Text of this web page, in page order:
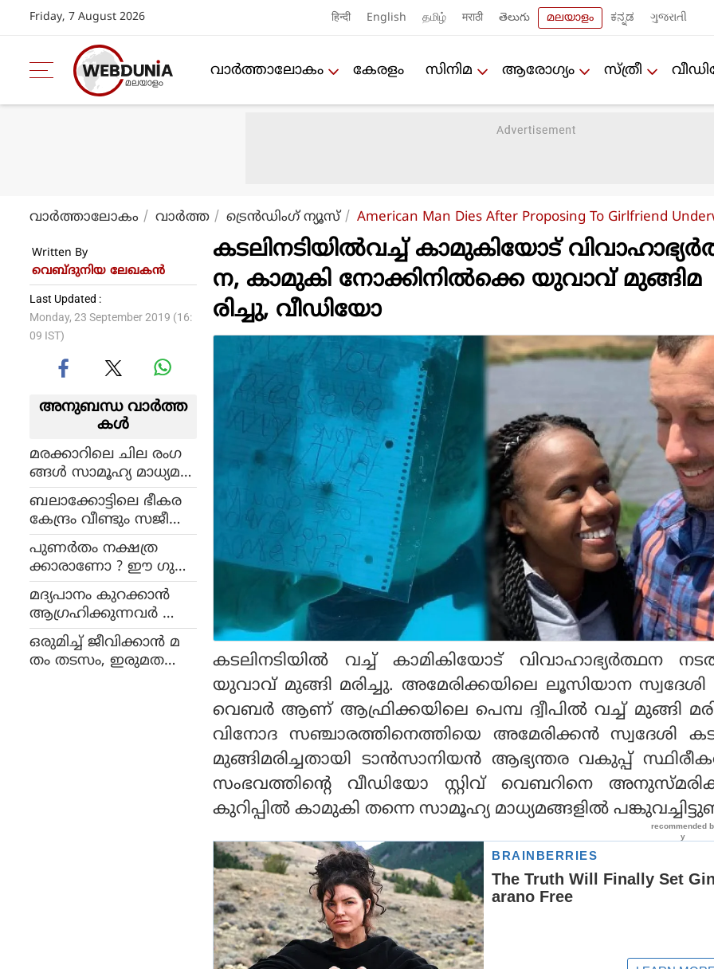
Friday, 7 August 2026 हिन्दी English தமிழ் मराठी తెలుగు മലയാളം ಕನ್ನಡ ગુજરાતી
വാര്‍ത്താലോകം കേരളം സിനിമ ആരോഗ്യം സ്ത്രീ
വാര്‍ത്താലോകം വാര്‍ത്ത ട്രെന്‍ഡിംഗ് ന്യൂസ് American Man Dies After Proposing To Girlfriend
Written By
വെബ്‌ദുനിയ ലേഖകൻ
Last Updated :
Monday, 23 September 2019 (16:
09 IST)
അനുബന്ധ വാര്‍ത്ത
കള്‍
മരക്കാറിലെ ചില രംഗ
ങ്ങൾ സാമൂഹ്യ മാധ്യമ
ങ്ങളിൽ, ദൃശ്യങ്ങൾ
ലീക്കായോ ?
ബലാക്കോട്ടിലെ ഭീകര
കേന്ദ്രം വീണ്ടും സജീവം,
500 ഭീകരർ ഇന്ത്യ
യിലേക്ക് നുഴഞ്ഞുകയ
റാൻ ശ്രമിക്കുന്നതായി
കരസേന മേധാവി
പുണർതം നക്ഷത്ര
ക്കാരാണോ ? ഈ ഗുണ
ങ്ങൾ നിങ്ങളെ ഉന്ന
തിയിലെത്തിക്കും !
മദ്യപാനം കുറക്കാൻ
ആഗ്രഹിക്കുന്നവർ ഈ
വഴി ഒന്ന് പ
രീക്ഷിച്ചുനോക്കൂ !
ഒരുമിച്ച് ജീവിക്കാൻ മ
തം തടസം, ഇരുമത
കടലിനടിയിൽവച്ച് കാമുകിയോട്
ന, കാമുകി നോക്കിനിൽക്കെ യുവാവ് മുങ്ങിമ
രിച്ചു, വീഡിയോ
കടലിനടിയിൽ വച്ച് കാമികിയോട് വിവാഹാഭ്യർത്ഥന
യുവാവ് മുങ്ങി മരിച്ചു. അമേരിക്കയിലെ ലൂസിയാന സ്വദേശി
വെബർ ആണ് ആഫ്രിക്കയിലെ പെമ്പ ദ്വീപിൽ വച്ച് മുങ്ങി
വിനോദ സഞ്ചാരത്തിനെത്തിയെ അമേരിക്കൻ സ്വദേശി
മുങ്ങിമരിച്ചതായി ടാൻസാനിയൻ ആഭ്യന്തര വകുപ്പ്
സംഭവത്തിന്റെ വീഡിയോ സ്റ്റിവ് വെബറിനെ
കുറിപ്പിൽ കാമുകി തന്നെ സാമൂഹ്യ മാധ്യമങ്ങളിൽ